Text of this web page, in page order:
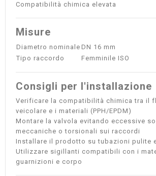
Compatibilità chimica elevata
Misure
Diametro nominale DN 16 mm
Tipo raccordo
Femminile ISO
Consigli per l'installazione
Verificare la compatibilità chimica tra il
veicolare e i materiali (PPH/EPDM)
Montare la valvola evitando eccessive
meccaniche o torsionali sui raccordi
Installare il prodotto su tubazioni pulite
Utilizzare sigillanti compatibili con i
guarnizioni e corpo